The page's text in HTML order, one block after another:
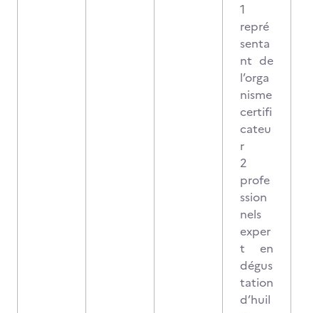
1
repré
senta
nt de
l’orga
nisme
certifi
cateu
r
2
profe
ssion
nels
exper
t en
dégus
tation
d’huil